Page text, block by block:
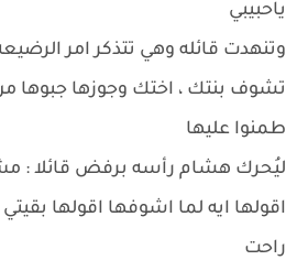
ياحبيبي
وتنهدت قائله وهي تتذكر امر
تشوف بنتك ، اختك وجوزها جبوها
طمنوا عليها
ليُحرك هشام رأسه برفض قائلا :
اقولها ايه لما اشوفها اقولها
راحت